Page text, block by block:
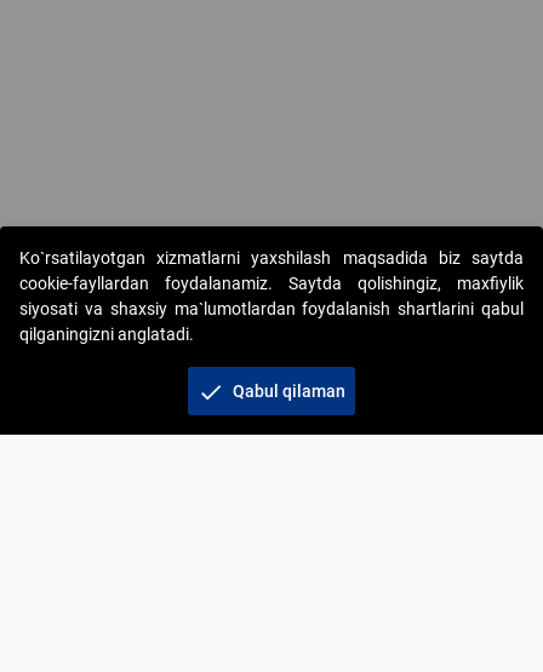
Copyright © 2017-2026. "Elektron onlayn-auksionlarni
tashkil etish" AJ. Barcha huquqlar himoyalangan
Ko`rsatilayotgan xizmatlarni yaxshilash maqsadida biz saytda
cookie-fayllardan foydalanamiz. Saytda qolishingiz, maxfiylik
siyosati va shaxsiy ma`lumotlardan foydalanish shartlarini qabul
qilganingizni anglatadi.
check Qabul qilaman